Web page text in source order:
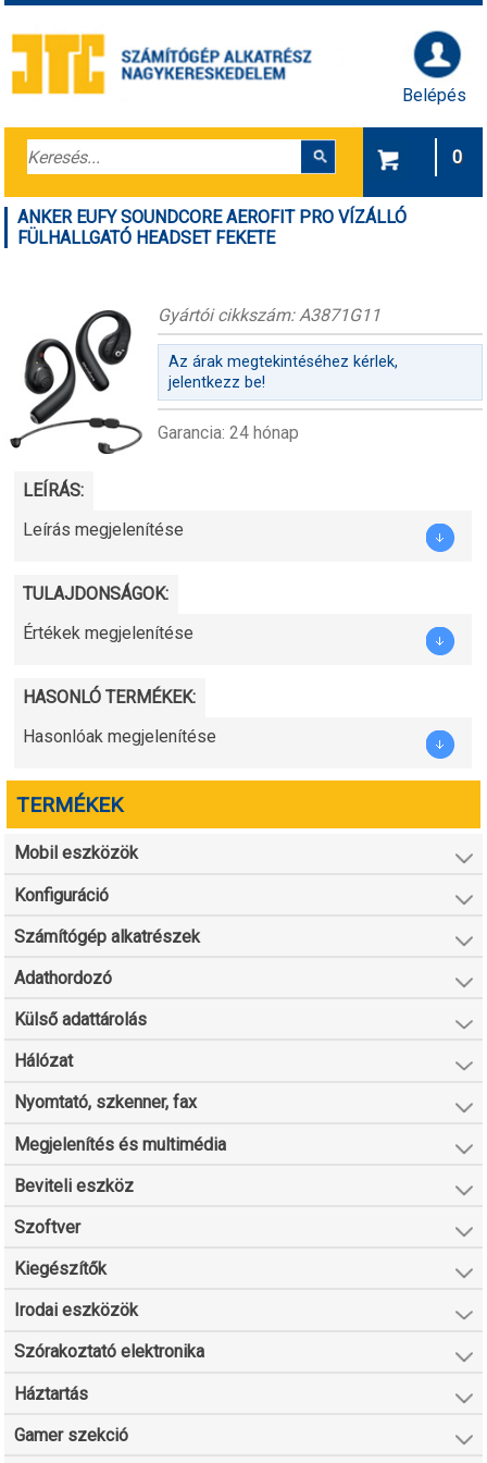
Belépés
0
ANKER EUFY SOUNDCORE AEROFIT PRO VÍZÁLLÓ
FÜLHALLGATÓ HEADSET FEKETE
Gyártói cikkszám: A3871G11
Az árak megtekintéséhez kérlek,
jelentkezz be!
Garancia: 24 hónap
LEÍRÁS:
Leírás megjelenítése
TULAJDONSÁGOK:
Értékek megjelenítése
HASONLÓ TERMÉKEK:
Hasonlóak megjelenítése
TERMÉKEK
Mobil eszközök
Konfiguráció
Számítógép alkatrészek
Adathordozó
Külső adattárolás
Hálózat
Nyomtató, szkenner, fax
Megjelenítés és multimédia
Beviteli eszköz
Szoftver
Kiegészítők
Irodai eszközök
Szórakoztató elektronika
Háztartás
Gamer szekció